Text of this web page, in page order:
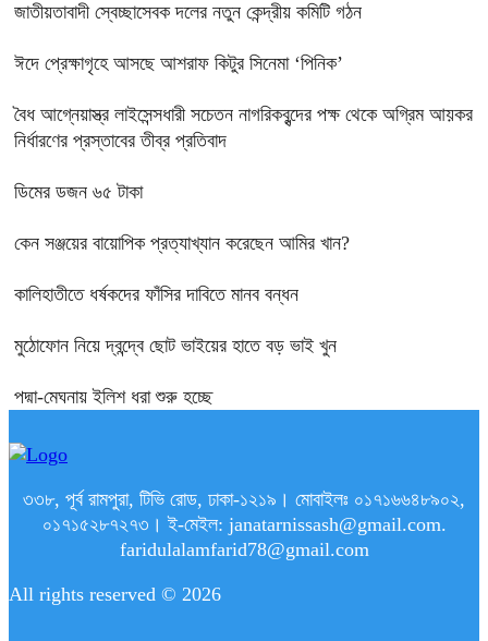
জাতীয়তাবাদী স্বেচ্ছাসেবক দলের নতুন কেন্দ্রীয় কমিটি গঠন
ঈদে প্রেক্ষাগৃহে আসছে আশরাফ কিটুর সিনেমা ‘পিনিক’
বৈধ আগ্নেয়াস্ত্র লাইসেন্সধারী সচেতন নাগরিকবৃন্দের পক্ষ থেকে অগ্রিম আয়কর
নির্ধারণের প্রস্তাবের তীব্র প্রতিবাদ
ডিমের ডজন ৬৫ টাকা
কেন সঞ্জয়ের বায়োপিক প্রত্যাখ্যান করেছেন আমির খান?
কালিহাতীতে ধর্ষকদের ফাঁসির দাবিতে মানব বন্ধন
মুঠোফোন নিয়ে দ্বন্দ্বে ছোট ভাইয়ের হাতে বড় ভাই খুন
পদ্মা-মেঘনায় ইলিশ ধরা শুরু হচ্ছে
৩৩৮, পূর্ব রামপুরা, টিভি রোড, ঢাকা-১২১৯। মোবাইলঃ ০১৭১৬৬৪৮৯০২,
০১৭১৫২৮৭২৭৩। ই-মেইল: janatarnissash@gmail.com.
faridulalamfarid78@gmail.com
All rights reserved © 2026